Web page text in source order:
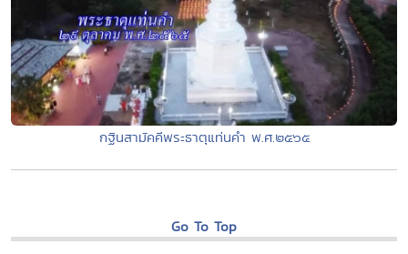
กฐินสามัคคีพระธาตุแท่นคำ พ.ศ.๒๕๖๕
Go To Top